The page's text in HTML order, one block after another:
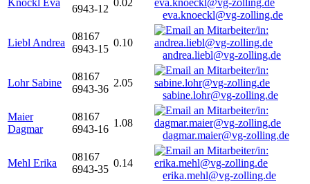
Knöckl Eva
6943-12
0.02
eva.knoeckl@vg-zolling.de
Liebl Andrea
08167
6943-15
0.10
andrea.liebl@vg-zolling.de
Lohr Sabine
08167
6943-36
2.05
sabine.lohr@vg-zolling.de
Maier
Dagmar
08167
6943-16
1.08
dagmar.maier@vg-zolling.de
Mehl Erika
08167
6943-35
0.14
erika.mehl@vg-zolling.de